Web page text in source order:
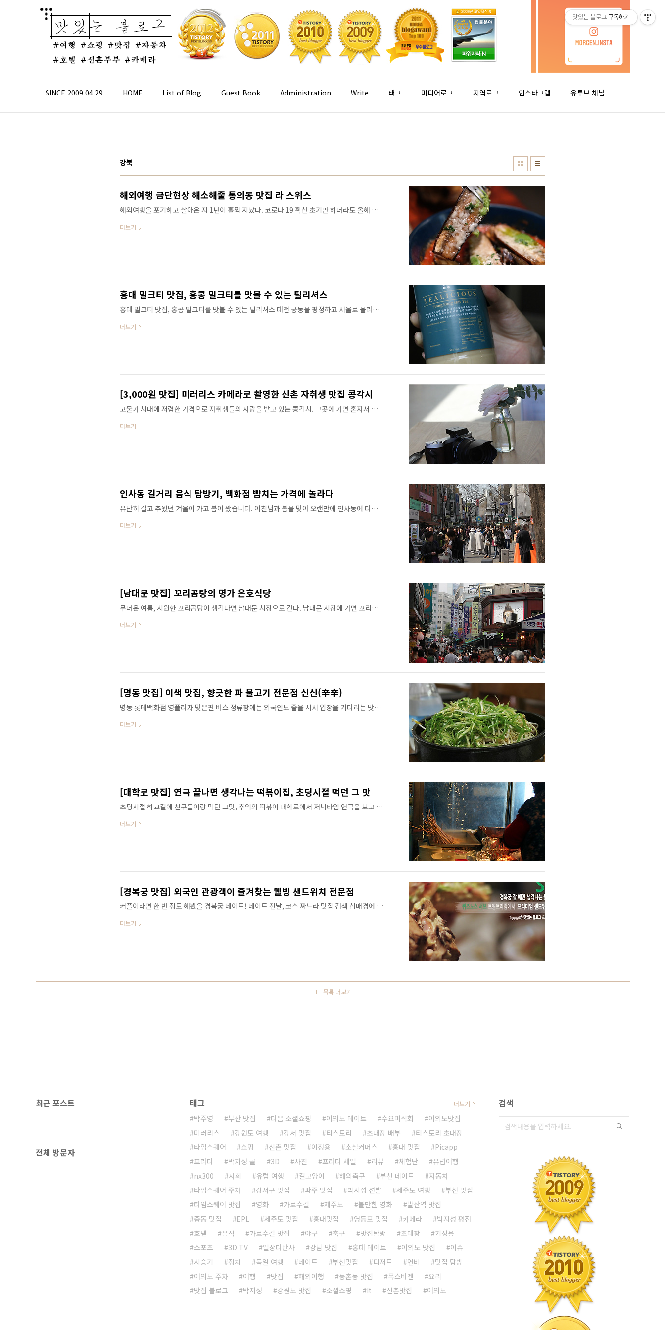
SINCE 2009.04.29 HOME List of Blog Guest Book Administration Write 태그 미디어로그 지역로그 인스타그램 유투브 채널
강북
해외여행 금단현상 해소해줄 통의동 맛집 라 스위스
해외여행을 포기하고 살아온 지 1년이 훌쩍 지났다. 코로나 19 확산 초기만 하더라도 올해 봄
상 접게 됐다. 대신 국내 여행 속에서 이국적인 음식과 장소를 찾으며 아쉬움을 달래 보려는 사
행을 온 것만 같은 착각에 빠지게 된다. 건물 외관뿐만 아니라 꽃장식과 소품에서 스위스 레스
더보기
홍대 밀크티 맛집, 홍콩 밀크티를 맛볼 수 있는 틸리셔스
홍대 밀크티 맛집, 홍콩 밀크티를 맛볼 수 있는 틸리셔스 대전 궁동을 평정하고 서울로 올라온
고 있어 아직까지 줄을 설 필요도 없고, 자리가 없어 강제 테이크아웃해야 할 일도 없는 평화로
분위기는 대충 이렇다. 노출콘크리트로 멋을 낸 인테리어가 차갑게 느껴진다. 틸리셔스의 역사
더보기
[3,000원 맛집] 미러리스 카메라로 촬영한 신촌 자취생 맛집 콩각시
고물가 시대에 저렴한 가격으로 자취생들의 사랑을 받고 있는 콩각시. 그곳에 가면 혼자서 식사
머니가 가벼운 자취생들에겐 콩각시는 오아시스와도 같은 곳인 거 같습니다. 마치 네덜란드의
마트폰을 올리기만 해도 를 눌러준다는;;;;; 가장 스마트한 카메라 NX300으로 가장 스마트한
더보기
인사동 길거리 음식 탐방기, 백화점 뺨치는 가격에 놀라다
유난히 길고 추웠던 겨울이 가고 봄이 왔습니다. 여친님과 봄을 맞아 오랜만에 인사동에 다녀왔
인사동에 가면 유독 길거리 음식을 즐기는 시민들이 많은 거 같습니다. ▲ 요즘 인사동에서 인
를 잡고 서서 드시기 바랍니다. 가격은 2.500원^^;; ▲ 지팡이 아이스크림! 지팡이에 요거트 아
더보기
[남대문 맛집] 꼬리곰탕의 명가 은호식당
무더운 여름, 시원한 꼬리곰탕이 생각나면 남대문 시장으로 간다. 남대문 시장에 가면 꼬리곰
이다. 은호식당은 자그마치 그 역사가 70년이라고 한다. 말 그대로 남대문 시장의 터줏대감인
시원한 꼬리곰탕으로 더위를 탈출하려면 34,000원이 필요하다. 그래서 주머니 가벼운 학생들
더보기
[명동 맛집] 이색 맛집, 향긋한 파 불고기 전문점 신신(辛辛)
명동 롯데백화점 영플라자 맞은편 버스 정류장에는 외국인도 줄을 서서 입장을 기다리는 맛집
쉽게 찾아 갈 수 있는 곳입니다. ▲ 버스 정류장에서 바라 본 辛辛 주변에 명동 맛집 개화, 향미,
은 가게죠. 모르는 사람과 옆 자리에 앉아서 먹어야 하는 불편이 있지만 그 정도의 불편을 감수
더보기
[대학로 맛집] 연극 끝나면 생각나는 떡볶이집, 초딩시절 먹던 그 맛
초딩시절 하교길에 친구들이랑 먹던 그맛, 추억의 떡볶이 대학로에서 저녁타임 연극을 보고 찻
집을 찾게 됩니다. 혜화역 1번출구에 자리잡고 있는 이곳은 개그맨(?) 김신영이 무명시절 배는
라면 충분히 만족할만한 공간입니다. 공간이 협소해서 마주보고 음식을 먹을 수는 없지만 위 커
더보기
[경복궁 맛집] 외국인 관광객이 즐겨찾는 웰빙 샌드위치 전문점
커플이라면 한 번 정도 해봤을 경복궁 데이트! 데이트 전날, 코스 짜느라 맛집 검색 삼매경에 빠
자동 맛집까지 주변 맛집은 다 검색해 볼 거에요. 그런데 오늘 소개할 퀴즈노스 서브 트윈트리
도 많은 거 같더라구요. 아무래도 주변에 대사관도 많고, 경복궁, 인사동 등 유적지와 관광지가
있어서 그런가 봅니다. 퀴즈노스 서브에서는 샌드위치 종류가 정..
더보기
목록 더보기
최근 포스트
전체 방문자
태그
박주영 부산 맛집 다음 소셜쇼핑 여의도 데이트 수요미식회
여의도맛집
미러리스
강원도 여행 강서 맛집 티스토리 초대장 배부
티스토리 초대장
타임스퀘어
쇼핑 신촌 맛집 이청용 소셜커머스 홍대 맛집
Picapp
프라다
박지성 골 3D 사진 프라다 세일 리뷰 체험단
유럽여행
nx300
사회 유럽 여행 길고양이 해외축구 부천 데이트
자동차
타임스퀘어 주차
강서구 맛집 파주 맛집 박지성 선발 제주도 여행
부천 맛집
타임스퀘어 맛집
영화 가로수길 제주도 볼만한 영화
발산역 맛집
중동 맛집
EPL 제주도 맛집 홍대맛집 영등포 맛집 카메라
박지성 평점
호텔
음식 가로수길 맛집 야구 축구 맛집탐방 초대장
기성용
스포츠
3D TV 일상다반사 강남 맛집 홍대 데이트 여의도 맛집
이슈
시승기
정치 독일 여행 데이트 부천맛집 디저트 연비
맛집 탐방
여의도 주차
여행 맛집 해외여행 등촌동 맛집 폭스바겐
요리
맛집 블로그
박지성 강원도 맛집 소셜쇼핑 It 신촌맛집 여의도
더보기 검색
맛있는 블로그 구독하기